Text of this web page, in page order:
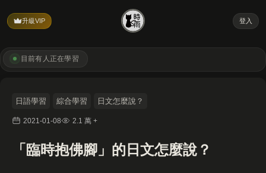
升級VIP 登入
目前有 人正在學習
日語學習 綜合學習 日文怎麼說？
2021-01-08 2.1 萬 +
「臨時抱佛腳」的日文怎麼說？